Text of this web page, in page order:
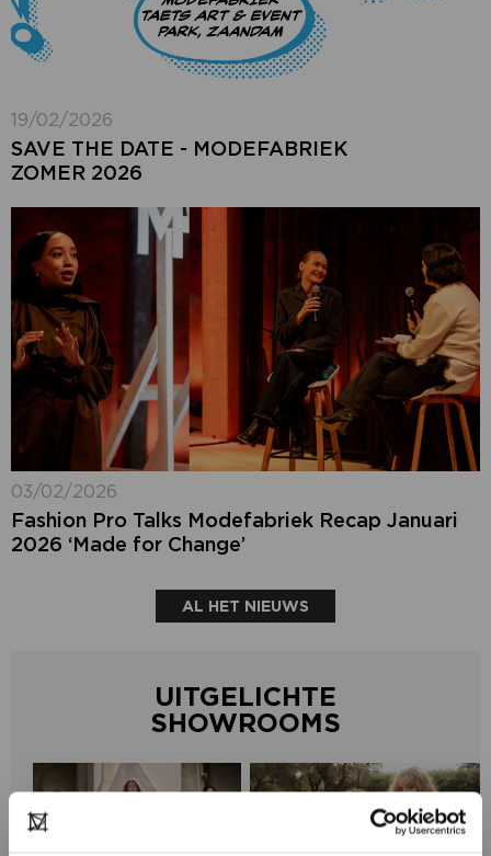
19/02/2026
SAVE THE DATE - MODEFABRIEK
ZOMER 2026
03/02/2026
Fashion Pro Talks Modefabriek Recap Januari
2026 ‘Made for Change’
AL HET NIEUWS
UITGELICHTE
SHOWROOMS